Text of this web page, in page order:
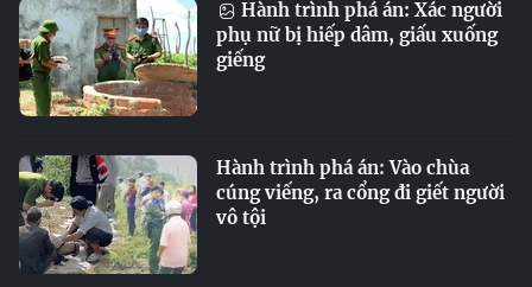
Hành trình phá án: Xác người
phụ nữ bị hiếp dâm, giấu xuống
giếng
Hành trình phá án: Vào chùa
cúng viếng, ra cổng đi giết người
vô tội